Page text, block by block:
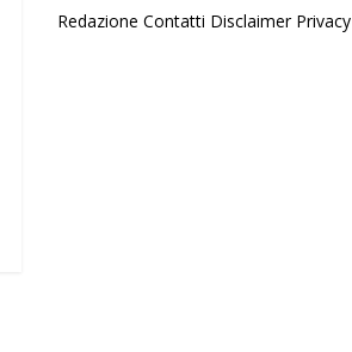
Redazione Contatti Disclaimer Privacy